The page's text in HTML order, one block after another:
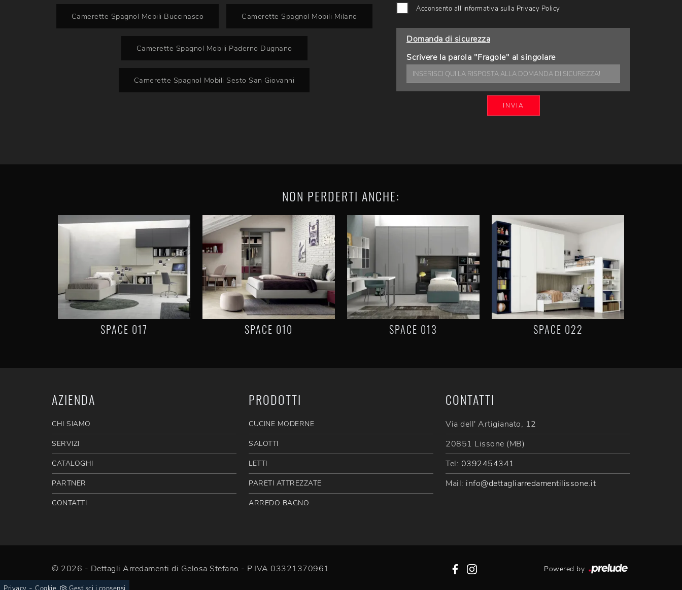
Camerette Spagnol Mobili Buccinasco Camerette Spagnol Mobili Milano
Camerette Spagnol Mobili Paderno Dugnano
Camerette Spagnol Mobili Sesto San Giovanni
Acconsento all'informativa sulla Privacy Policy
Domanda di sicurezza
Scrivere la parola "Fragole" al singolare
INVIA
NON PERDERTI ANCHE:
SPACE 017 SPACE 010 SPACE 013 SPACE 022
AZIENDA
CHI SIAMO
SERVIZI
CATALOGHI
PARTNER
CONTATTI
PRODOTTI
CUCINE MODERNE
SALOTTI
LETTI
PARETI ATTREZZATE
ARREDO BAGNO
CONTATTI
Via dell' Artigianato, 12
20851 Lissone (MB)
Tel: 0392454341
Mail: info@dettagliarredamentilissone.it
© 2026 - Dettagli Arredamenti di Gelosa Stefano - P.IVA 03321370961 Powered by